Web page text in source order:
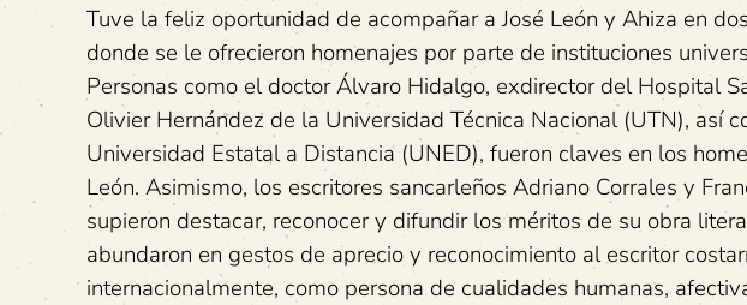
Tuve la feliz oportunidad de acompañar a José León y Ahiza en
donde se le ofrecieron homenajes por parte de instituciones
Personas como el doctor Álvaro Hidalgo, exdirector del Hospital
Olivier Hernández de la Universidad Técnica Nacional (UTN), así
Universidad Estatal a Distancia (UNED), fueron claves en los
León. Asimismo, los escritores sancarleños Adriano Corrales y
supieron destacar, reconocer y difundir los méritos de su obra
abundaron en gestos de aprecio y reconocimiento al escritor
internacionalmente, como persona de cualidades humanas,